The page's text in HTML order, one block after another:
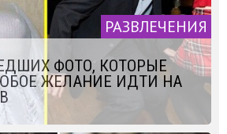
РАЗВЛЕЧЕНИЯ
ФОТО, КОТОРЫЕ
ЖЕЛАНИЕ ИДТИ НА